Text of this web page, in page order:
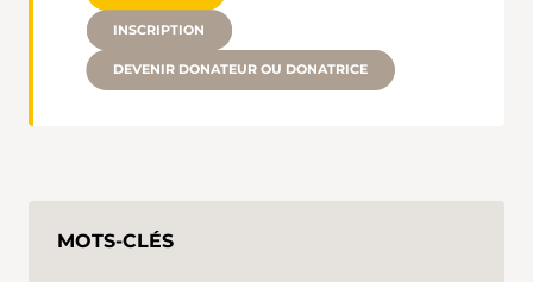
INSCRIPTION
DEVENIR DONATEUR OU DONATRICE
MOTS-CLÉS